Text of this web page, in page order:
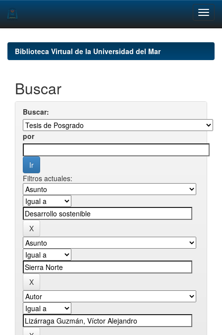
navigationBiblioteca Virtual de la Universidad del Mar
Buscar
Buscar:
por
Filtros actuales: